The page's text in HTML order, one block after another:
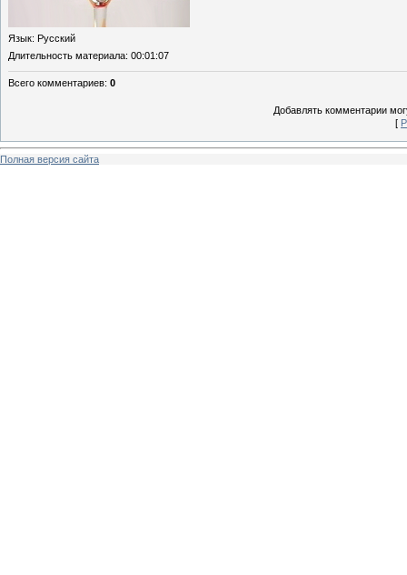
Язык: Русский
Длительность материала: 00:01:07
Всего комментариев: 0
Добавлять комментарии
[
Полная версия сайта